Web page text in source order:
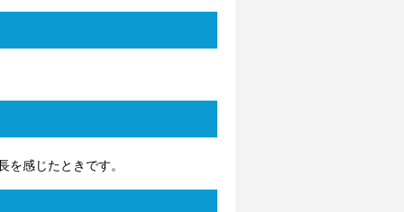
感じたときです。